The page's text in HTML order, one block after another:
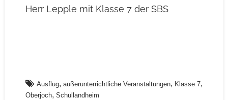
Herr Lepple mit Klasse 7 der SBS
Ausflug, außerunterrichtliche Veranstaltungen, Klasse 7,
Oberjoch, Schullandheim